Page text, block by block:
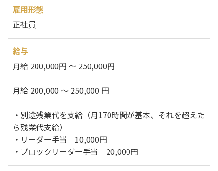
雇用形態
正社員
給与
月給 200,000円 ～ 250,000円
月給 200,000 ～ 250,000 円
・別途残業代を支給（月170時間が基本、それを超えた
ら残業代支給）
・リーダー手当 10,000円
・ブロックリーダー手当 20,000円